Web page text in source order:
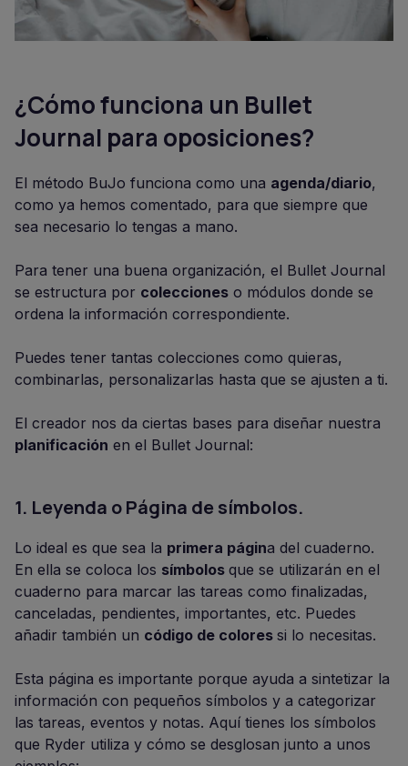
¿Cómo funciona un Bullet
Journal para oposiciones?
El método BuJo funciona como una agenda/diario,
como ya hemos comentado, para que siempre que
sea necesario lo tengas a mano.
Para tener una buena organización, el Bullet Journal
se estructura por colecciones o módulos donde se
ordena la información correspondiente.
Puedes tener tantas colecciones como quieras,
combinarlas, personalizarlas hasta que se ajusten a ti.
El creador nos da ciertas bases para diseñar nuestra
planificación en el Bullet Journal:
1. Leyenda o Página de símbolos.
Lo ideal es que sea la primera página del cuaderno.
En ella se coloca los símbolos que se utilizarán en el
cuaderno para marcar las tareas como finalizadas,
canceladas, pendientes, importantes, etc. Puedes
añadir también un código de colores si lo necesitas.
Esta página es importante porque ayuda a sintetizar la
información con pequeños símbolos y a categorizar
las tareas, eventos y notas. Aquí tienes los símbolos
que Ryder utiliza y cómo se desglosan junto a unos